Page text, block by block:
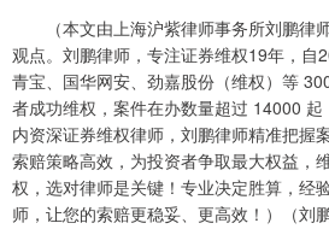
（本文由上海沪紫律师事务所刘鹏律
观点。刘鹏律师，专注证券维权19年，自
青宝、国华网安、劲嘉股份（维权）等
者成功维权，案件在办数量超过 14000
内资深证券维权律师，刘鹏律师精准把握
索赔策略高效，为投资者争取最大权益，
权，选对律师是关键！专业决定胜算，经
师，让您的索赔更稳妥、更高效！）（刘